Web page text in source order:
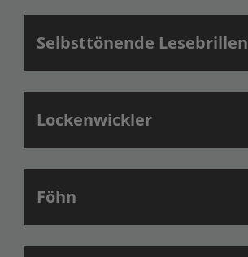
Selbsttönende Lesebrillen
Lockenwickler
Föhn